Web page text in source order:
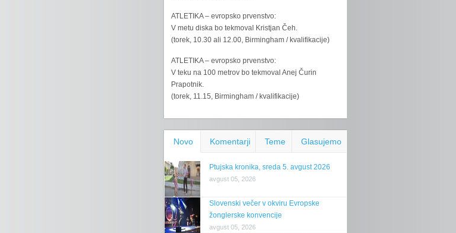
ATLETIKA – evropsko prvenstvo:
V metu diska bo tekmoval Kristjan Čeh.
(torek, 10.30 ali 12.00, Birmingham / kvalifikacije)
ATLETIKA – evropsko prvenstvo:
V teku na 100 metrov bo tekmoval Anej Čurin
Prapotnik.
(torek, 11.15, Birmingham / kvalifikacije)
Novo Komentarji Teme Glasujemo
Ptujska kronika, sreda 5. avgust 2026
avgust 05, 2026
Slovenski večer v okviru Evropske
žonglerske konvencije
avgust 05, 2026